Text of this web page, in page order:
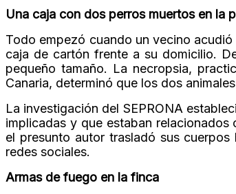
Una caja con dos perros muertos en la
Todo empezó cuando un vecino
caja de cartón frente a su domicilio.
pequeño tamaño. La necropsia,
Canaria, determinó que los dos
La investigación del SEPRONA
implicadas y que estaban
el presunto autor trasladó sus
redes sociales.
Armas de fuego en la finca